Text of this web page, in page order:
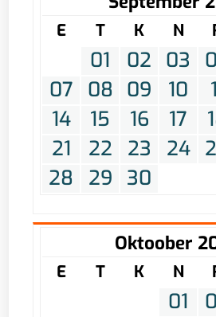
E T K N
01 02 03
07
08 09 10
14
15 16 17
21
22 23 24
28
29 30
Oktoober
E T K N
01